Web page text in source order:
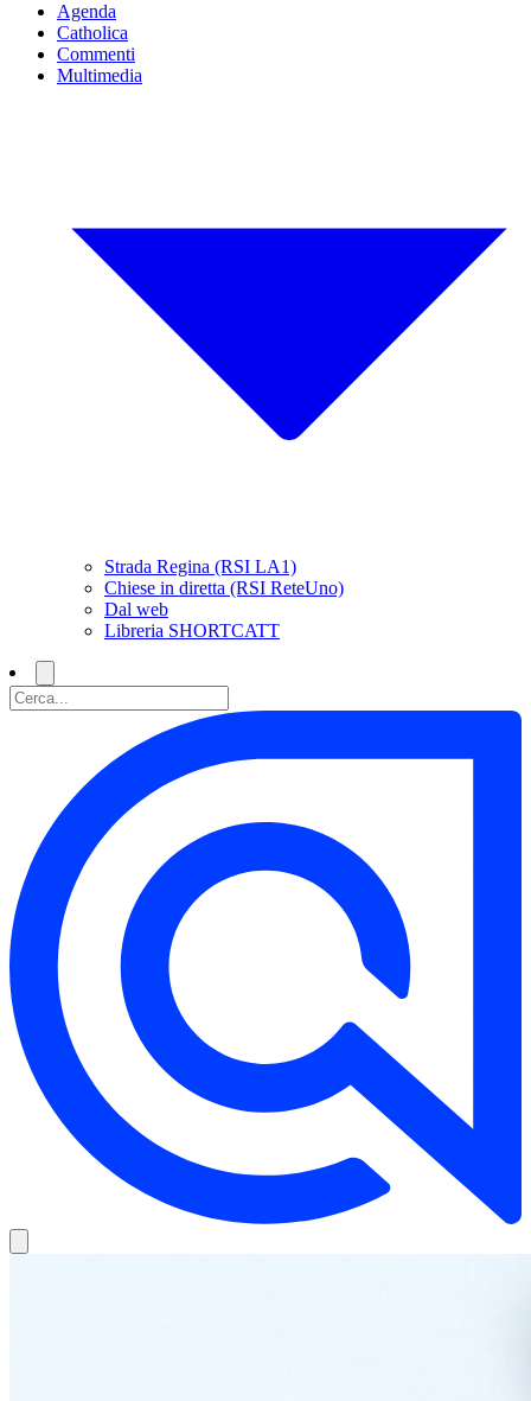
Agenda
Catholica
Commenti
Multimedia
Strada Regina (RSI LA1)
Chiese in diretta (RSI ReteUno)
Dal web
Libreria SHORTCATT